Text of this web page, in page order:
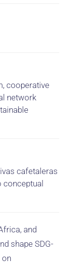
cooperative
network
cafetaleras
and
shape SDG-
on